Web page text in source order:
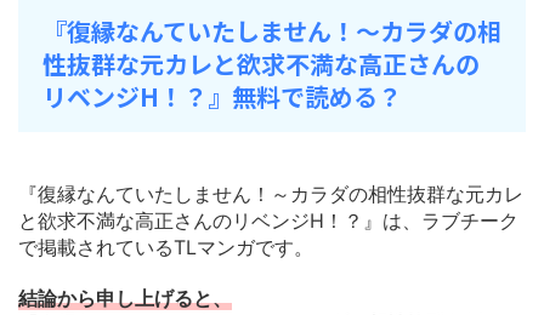
『復縁なんていたしません！～カラダの相
性抜群な元カレと欲求不満な高正さんの
リベンジH！？』無料で読める？
『復縁なんていたしません！～カラダの相性抜群な元カレ
と欲求不満な高正さんのリベンジH！？』は、ラブチーク
で掲載されているTLマンガです。
結論から申し上げると、